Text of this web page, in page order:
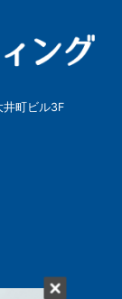
町ビル3F